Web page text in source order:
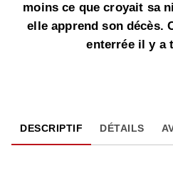
moins ce que croyait sa
elle apprend son décès.
enterrée il y a
DESCRIPTIF DÉTAILS